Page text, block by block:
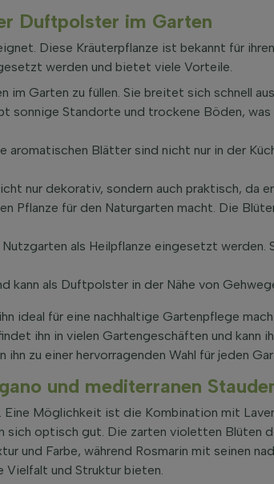
Duftpolster im Garten
Diese Kräuterpflanze ist bekannt für
werden und bietet viele Vorteile.
im Garten zu füllen. Sie breitet sich schnell
sonnige Standorte und trockene Böden, was
aromatischen Blätter sind nicht nur in der
nur dekorativ, sondern auch praktisch, da
Pflanze für den Naturgarten macht. Die
als Heilpflanze eingesetzt werden.
kann als Duftpolster in der Nähe von
ideal für eine nachhaltige Gartenpflege
ihn in vielen Gartengeschäften und kann
zu einer hervorragenden Wahl für jeden
und mediterranen
Möglichkeit ist die Kombination mit
sich optisch gut. Die zarten violetten Blüten
und Farbe, während Rosmarin mit seinen
Vielfalt und Struktur bieten.